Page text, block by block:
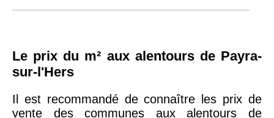
75018 -Paris
arrondissement
Le prix du m² aux alentours de Payra-
sur-l'Hers
Il est recommandé de connaître les prix de
vente des communes aux alentours de